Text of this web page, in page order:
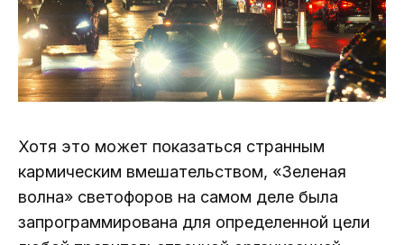
Хотя это может показаться странным
кармическим вмешательством, «Зеленая
волна» светофоров на самом деле была
запрограммирована для определенной цели